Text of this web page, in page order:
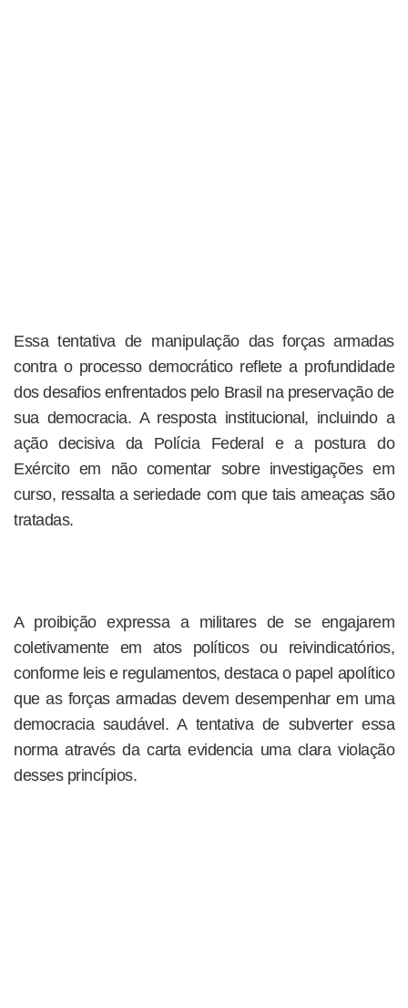
Essa tentativa de manipulação das forças armadas
contra o processo democrático reflete a profundidade
dos desafios enfrentados pelo Brasil na preservação de
sua democracia. A resposta institucional, incluindo a
ação decisiva da Polícia Federal e a postura do
Exército em não comentar sobre investigações em
curso, ressalta a seriedade com que tais ameaças são
tratadas.
A proibição expressa a militares de se engajarem
coletivamente em atos políticos ou reivindicatórios,
conforme leis e regulamentos, destaca o papel apolítico
que as forças armadas devem desempenhar em uma
democracia saudável. A tentativa de subverter essa
norma através da carta evidencia uma clara violação
desses princípios.